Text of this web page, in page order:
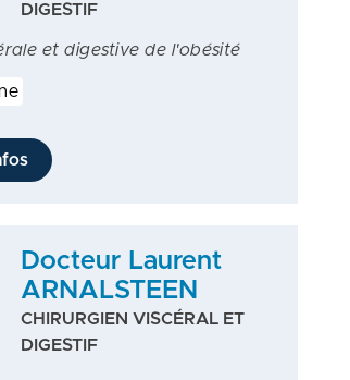
DIGESTIF
et digestive de l'obésité
Docteur Laurent
ARNALSTEEN
CHIRURGIEN VISCÉRAL ET
DIGESTIF